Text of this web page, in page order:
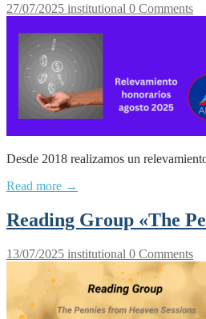
27/07/2025 institutional 0 Comments
Desde 2018 realizamos un
Read more →
Reading Group «The
13/07/2025 institutional 0 Comments